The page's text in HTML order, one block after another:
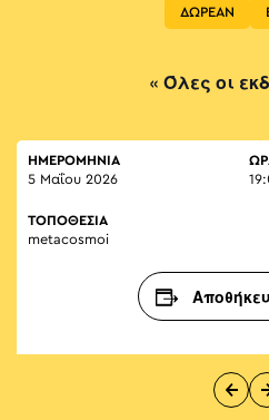
ΔΩΡΕΑΝ
« Όλες οι
ΗΜΕΡΟΜΗΝΙΑ
5 Μαΐου 2026
ΤΟΠΟΘΕΣΙΑ
metacosmoi